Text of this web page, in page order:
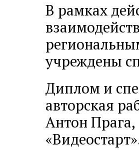
В рамках
учреждены
Диплом и
авторская
Антон Прага,